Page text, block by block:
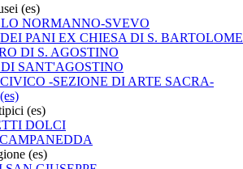
(es)
NORMANNO-SVEVO
PANI EX CHIESA DI S.
DI S. AGOSTINO
SANT'AGOSTINO
-SEZIONE DI ARTE SACRA-
(es)
DOLCI
(es)